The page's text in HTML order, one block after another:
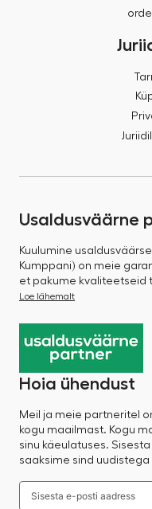
Usaldusväärne
Kuulumine
Kumppani) on meie
et pakume kvaliteetseid
Loe lähemalt
Hoia ühendust
Meil ja meie partneritel
kogu maailmast. Kogu
sinu käeulatuses.
saaksime sind uudistega